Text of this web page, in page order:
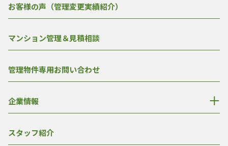
お客様の声（管理変更実績紹介）
マンション管理＆見積相談
管理物件専用お問い合わせ
企業情報
スタッフ紹介